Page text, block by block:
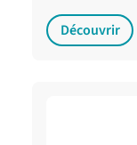
Découvrir